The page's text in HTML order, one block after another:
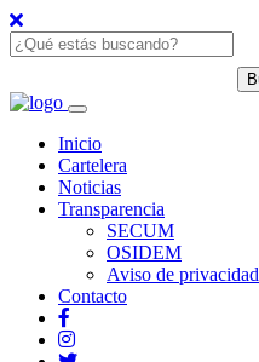
Inicio
Cartelera
Noticias
Transparencia
SECUM
OSIDEM
Aviso de privacidad
Contacto